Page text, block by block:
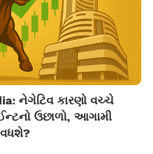
નેગેટિવ કારણો વચ્ચે
ઉછાળો, આગામી